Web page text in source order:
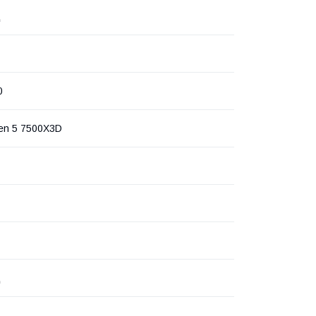
5 7500X3D